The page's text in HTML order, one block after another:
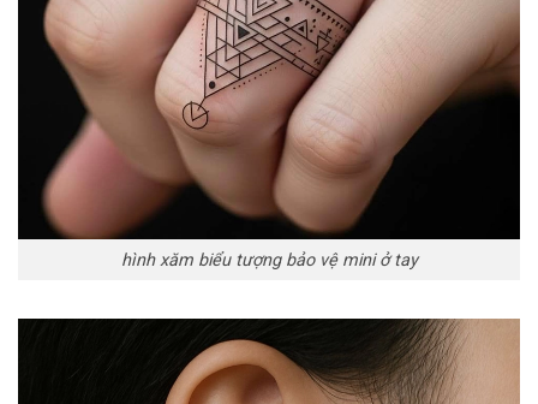
hình xăm biểu tượng bảo vệ mini ở tay